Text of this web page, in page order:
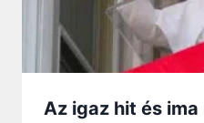
Az igaz hit és